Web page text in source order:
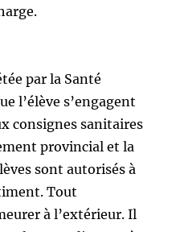
par la Santé
l’élève s’engagent
consignes sanitaires
provincial et la
sont autorisés à
Tout
à l’extérieur. Il